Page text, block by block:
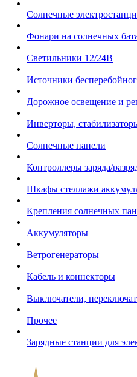
Солнечные
Фонари на солнечных
Светильники 12/24В
Источники
Дорожное освещение и
Инверторы,
Солнечные панели
Контроллеры заряда/
Шкафы стеллажи
Крепления солнечных
Аккумуляторы
Ветрогенераторы
Кабель и коннекторы
Выключатели,
Прочее
Зарядные станции для